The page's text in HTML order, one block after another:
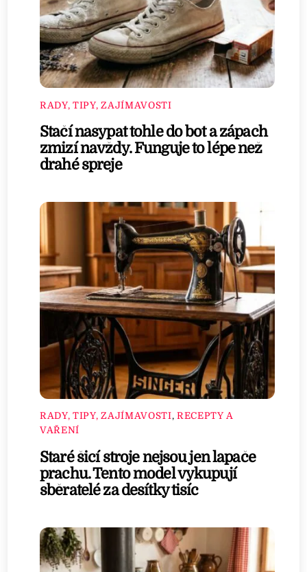
RADY, TIPY, ZAJÍMAVOSTI
Stačí nasypat tohle do bot a zápach
zmizí navždy. Funguje to lépe než
drahé spreje
RADY, TIPY, ZAJÍMAVOSTI, RECEPTY A
VAŘENÍ
Staré šicí stroje nejsou jen lapače
prachu. Tento model vykupují
sběratelé za desítky tisíc